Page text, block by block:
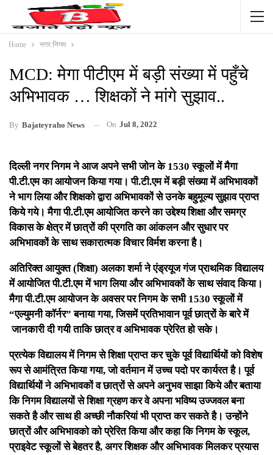
Home नगर निगम
MCD: मेगा पीटीएम में बड़ी संख्या में पहुँचे
अभिभावक … शिक्षकों ने मांगे सुझाव..
By Bajateyraho News On Jul 8, 2022
दिल्ली नगर निगम ने आज अपने सभी जोन के 1530 स्कूलों में मैगा
पी.टी.एम का आयोजन किया गया। पी.टी.एम में बड़ी संख्या में अभिभावकों
ने भाग लिया और शिक्षको द्वारा अभिभावकों से उनके बहुमूल्य सुझाव प्राप्त
किये गये। मैगा पी.टी.एम आयोजित करने का उद्देश्य शिक्षा और समग्र
विकास के क्षेत्र में छात्रों की प्रगति का आंकलन और सुधार पर
अभिभावकों के साथ सकारात्मक विचार विर्मश करना है।
अतिरिक्त आयुक्त (शिक्षा) अलका शर्मा ने एंड्रयूज गंज प्राथमिक विद्यालय
में आयोजित पी.टी.एम में भाग लिया और अभिभावकों के साथ संवाद किया।
मैगा पी.टी.एम आयोजन के अवसर पर निगम के सभी 1530 स्कूलों में
“एल्युमनी कॉर्नर” बनाया गया, जिसमें प्रतिभावान पूर्व छात्रों के बारे में
जानकारी दी गयी ताकि छात्र व अभिभावक प्रेरित हो सके।
प्रत्येक विद्यालय में निगम से शिक्षा प्राप्त कर चुके पूर्व विद्यार्थियों को विशेष
रूप से आमंत्रित किया गया, जो वर्तमान में उच्च पदो पर कार्यरत है। पूर्व
विद्यार्थियों ने अभिभावकों व छात्रों से अपने अनुभव साझा किये और बताया
कि निगम विद्यालयों से शिक्षा ग्रहण कर वे अपना भविष्य उज्जवल बना
सकते है और साथ ही अच्छी नौकरियां भी प्राप्त कर सकते है। उन्होंने
छात्रों और अभिभावको को प्रेरित किया और कहा कि निगम के स्कूल,
प्राइवेट स्कूलों से बेहतर है, अगर शिक्षक और अभिभावक मिलकर प्रयास